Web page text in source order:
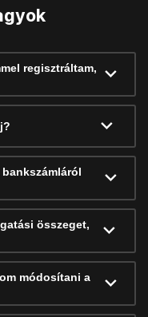
regisztráltam,
összeget,
módosítani a